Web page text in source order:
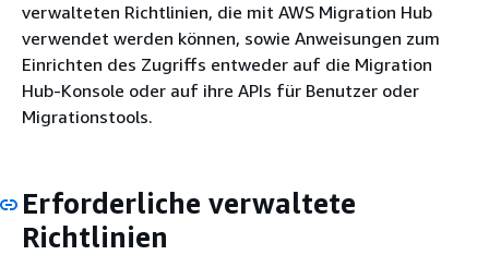
verwalteten Richtlinien, die mit AWS Migration Hub
verwendet werden können, sowie Anweisungen zum
Einrichten des Zugriffs entweder auf die Migration
Hub-Konsole oder auf ihre APIs für Benutzer oder
Migrationstools.
Erforderliche verwaltete
Richtlinien